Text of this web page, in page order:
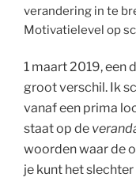
verandering in te
Motivatielevel op
1 maart 2019, een
groot verschil. Ik
vanaf een prima
staat op de
woorden waar de
je kunt het